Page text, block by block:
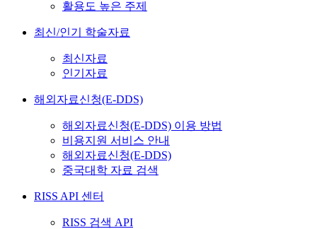
활용도 높은 주제
최신/인기 학술자료
최신자료
인기자료
해외자료신청(E-DDS)
해외자료신청(E-DDS) 이용 방법
비용지원 서비스 안내
해외자료신청(E-DDS)
중국대학 자료 검색
RISS API 센터
RISS 검색 API